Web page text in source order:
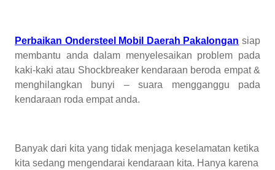
Perbaikan Ondersteel Mobil Daerah Pakalongan siap
membantu anda dalam menyelesaikan problem pada
kaki-kaki atau Shockbreaker kendaraan beroda empat &
menghilangkan bunyi – suara mengganggu pada
kendaraan roda empat anda.
Banyak dari kita yang tidak menjaga keselamatan ketika
kita sedang mengendarai kendaraan kita. Hanya karena